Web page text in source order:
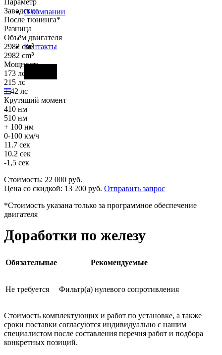
О компании
Контакты
Заводские
После тюнинга*
Разница
Объём двигателя
2982 cm³
2982 cm³
Мощность
173 лс
215 лс
+ 42 лс
Крутящий момент
410 нм
510 нм
+ 100 нм
0-100 км/ч
11.7 сек
10.2 сек
-1,5 сек
Стоимость: 22 000руб.
Цена со скидкой: 13 200 руб. Отправить запрос
*Стоимость указана только за программное обеспечение
двигателя
Доработки по железу
Обязательные Рекомендуемые
Не требуется Фильтр(а) нулевого сопротивления
Стоимость комплектующих и работ по установке, а также
сроки поставки согласуются индивидуально с нашим
специалистом после составления перечня работ и подбора
конкретных позиций.